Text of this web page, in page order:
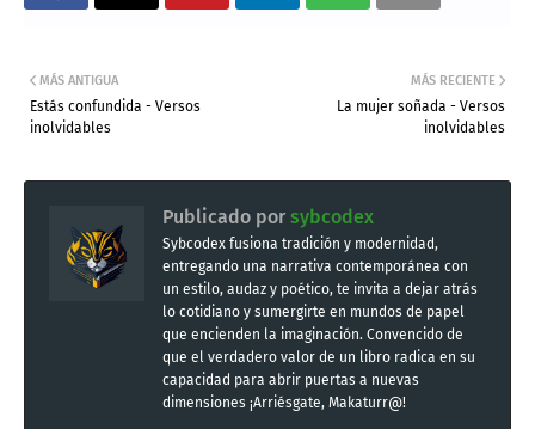
MÁS RECIENTE
La mujer soñada - Versos
inolvidables
MÁS ANTIGUA
Estás confundida - Versos
inolvidables
Publicado por sybcodex
Sybcodex fusiona tradición y modernidad,
entregando una narrativa contemporánea con
un estilo, audaz y poético, te invita a dejar atrás
lo cotidiano y sumergirte en mundos de papel
que encienden la imaginación. Convencido de
que el verdadero valor de un libro radica en su
capacidad para abrir puertas a nuevas
dimensiones ¡Arriésgate, Makaturr@!